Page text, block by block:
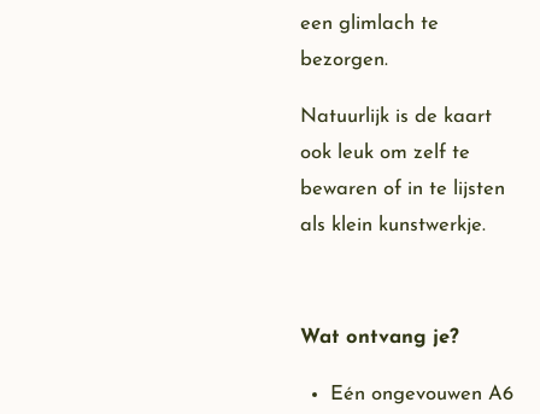
een glimlach te
bezorgen.
Natuurlijk is de kaart
ook leuk om zelf te
bewaren of in te lijsten
als klein kunstwerkje.
Wat ontvang je?
Eén ongevouwen A6